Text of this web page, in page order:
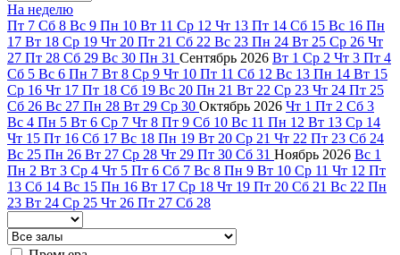
На неделю
Пт 7 Сб 8 Вс 9 Пн 10 Вт 11 Ср 12 Чт 13 Пт 14 Сб 15 Вс 16 Пн
17 Вт 18 Ср 19 Чт 20 Пт 21 Сб 22 Вс 23 Пн 24 Вт 25 Ср 26 Чт
27 Пт 28 Сб 29 Вс 30 Пн 31 Сентябрь 2026 Вт 1 Ср 2 Чт 3 Пт 4
Сб 5 Вс 6 Пн 7 Вт 8 Ср 9 Чт 10 Пт 11 Сб 12 Вс 13 Пн 14 Вт 15
Ср 16 Чт 17 Пт 18 Сб 19 Вс 20 Пн 21 Вт 22 Ср 23 Чт 24 Пт 25
Сб 26 Вс 27 Пн 28 Вт 29 Ср 30 Октябрь 2026 Чт 1 Пт 2 Сб 3
Вс 4 Пн 5 Вт 6 Ср 7 Чт 8 Пт 9 Сб 10 Вс 11 Пн 12 Вт 13 Ср 14
Чт 15 Пт 16 Сб 17 Вс 18 Пн 19 Вт 20 Ср 21 Чт 22 Пт 23 Сб 24
Вс 25 Пн 26 Вт 27 Ср 28 Чт 29 Пт 30 Сб 31 Ноябрь 2026 Вс 1
Пн 2 Вт 3 Ср 4 Чт 5 Пт 6 Сб 7 Вс 8 Пн 9 Вт 10 Ср 11 Чт 12 Пт
13 Сб 14 Вс 15 Пн 16 Вт 17 Ср 18 Чт 19 Пт 20 Сб 21 Вс 22 Пн
23 Вт 24 Ср 25 Чт 26 Пт 27 Сб 28